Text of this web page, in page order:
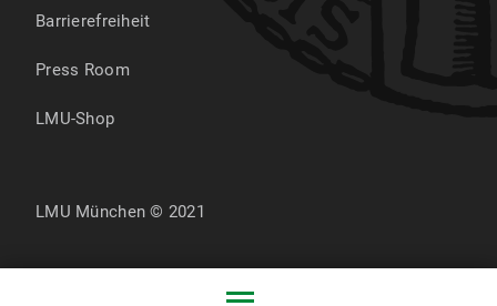
Barrierefreiheit
Press Room
LMU-Shop
LMU München © 2021